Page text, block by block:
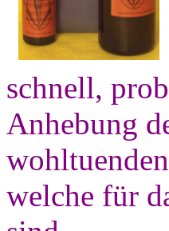
schnell,
Anhebung
welche für